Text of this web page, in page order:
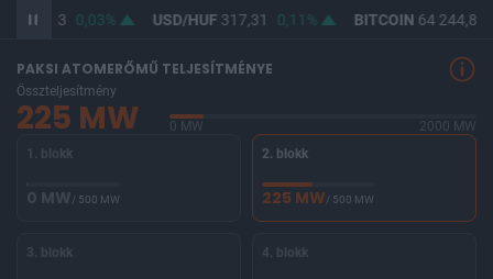
365,53 0,03% USD/HUF317,31 0,11% BITCOIN64 244,86
PAKSI ATOMERŐMŰ TELJESÍTMÉNYE
Összteljesítmény
225 MW 0 MW
2000 MW
1. blokk
0 MW/ 500 MW
2. blokk
225 MW/ 500 MW
3. blokk 4. blokk